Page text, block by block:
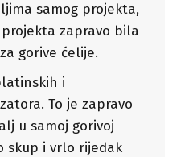
samog projekta,
zapravo bila
gorive ćelije.
i
To je zapravo
u samoj gorivoj
skup i vrlo rijedak